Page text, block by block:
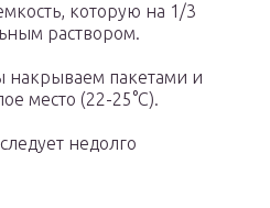
которую на 1/3
раствором.
накрываем пакетами и
место (22-25°C).
недолго